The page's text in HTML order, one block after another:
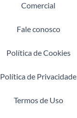
Comercial
Fale conosco
Política de Cookies
Política de Privacidade
Termos de Uso